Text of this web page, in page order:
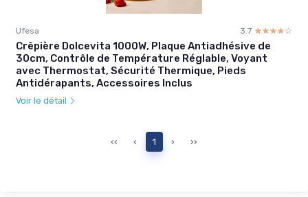
Ufesa 3.7 ☆☆☆☆☆
★★★★★
Crêpière Dolcevita 1000W, Plaque Antiadhésive de
30cm, Contrôle de Température Réglable, Voyant
avec Thermostat, Sécurité Thermique, Pieds
Antidérapants, Accessoires Inclus
Voir le détail
‹‹ ‹ 1 › ››